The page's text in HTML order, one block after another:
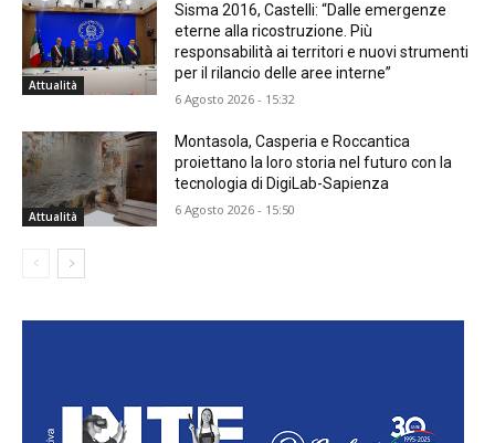
Attualità
Sisma 2016, Castelli: “Dalle emergenze
eterne alla ricostruzione. Più
responsabilità ai territori e nuovi strumenti
per il rilancio delle aree interne”
6 Agosto 2026 - 15:32
Attualità
Montasola, Casperia e Roccantica
proiettano la loro storia nel futuro con la
tecnologia di DigiLab-Sapienza
6 Agosto 2026 - 15:50